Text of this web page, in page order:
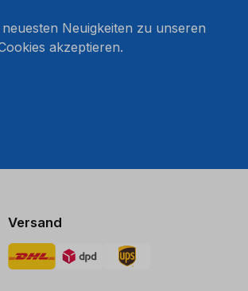
Neuigkeiten zu unseren
akzeptieren.
Versand